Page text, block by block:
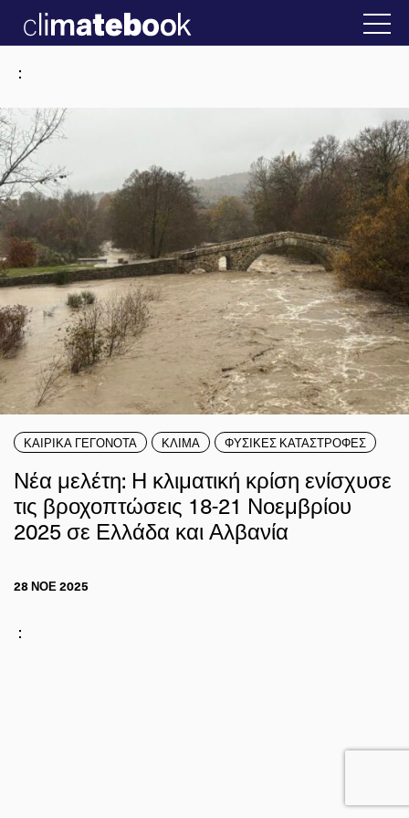
Ελλάδα 22 ΙΑΝ 2026 2025 Η άβολη
:
ΚΑΙΡΙΚΑ ΓΕΓΟΝΟΤΑ ΚΛΙΜΑ ΦΥΣΙΚΕΣ ΚΑΤΑΣΤΡΟΦΕΣ
Νέα μελέτη: Η κλιματική κρίση ενίσχυσε
τις βροχοπτώσεις 18-21 Νοεμβρίου
2025 σε Ελλάδα και Αλβανία
28 ΝΟΕ 2025
: